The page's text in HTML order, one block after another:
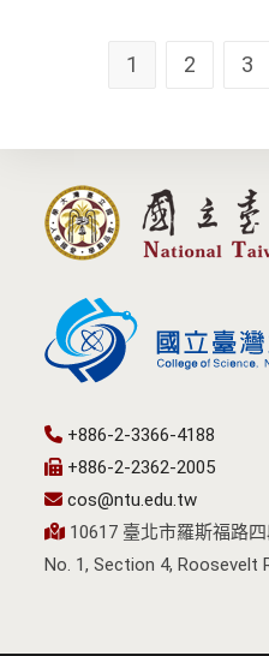
1 2 3
+886-2-3366-4188
+886-2-2362-2005
cos@ntu.edu.tw
10617 臺北市羅斯福路
No. 1, Section 4, Roosevelt